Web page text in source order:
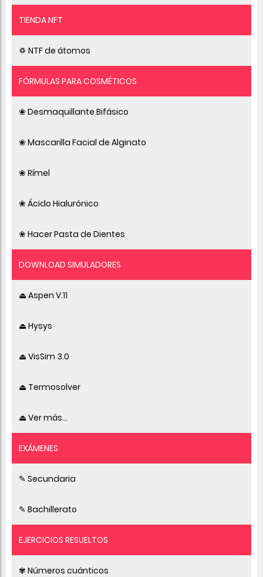
TIENDA NFT
♽ NTF de átomos
FÓRMULAS PARA COSMÉTICOS
❀ Desmaquillante Bifásico
❀ Mascarilla Facial de Alginato
❀ Rímel
❀ Ácido Hialurónico
❀ Hacer Pasta de Dientes
DOWNLOAD SIMULADORES
⏏ Aspen V.11
⏏ Hysys
⏏ VisSim 3.0
⏏ Termosolver
⏏ Ver más...
EXÁMENES
✎ Secundaria
✎ Bachillerato
EJERCICIOS RESUELTOS
✾ Números cuánticos